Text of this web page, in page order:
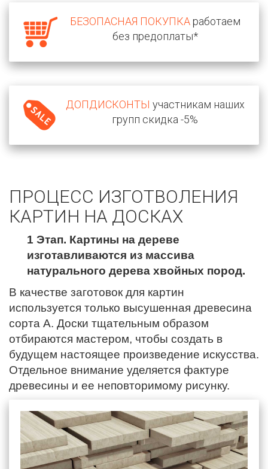
БЕЗОПАСНАЯ ПОКУПКАработаем
без предоплаты*
ДОПДИСКОНТЫ участникам наших
групп скидка -5%
ПРОЦЕСС ИЗГОТВОЛЕНИЯ
КАРТИН НА ДОСКАХ
1 Этап. Картины на дереве
изготавливаются из массива
натурального дерева хвойных пород.
В качестве заготовок для картин
используется только высушенная древесина
сорта А. Доски тщательным образом
отбираются мастером, чтобы создать в
будущем настоящее произведение искусства.
Отдельное внимание уделяется фактуре
древесины и ее неповторимому рисунку.